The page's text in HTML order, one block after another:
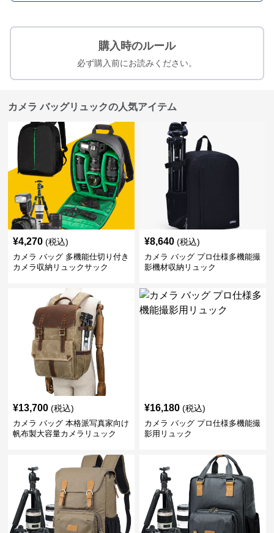
購入時のルール
必ず購入前にお読みください。
カメラ バッグリュックの人気アイテム
¥4,270 (税込)
カメラ バッグ 多機能仕切り付き
カメラ収納リュックサック
¥8,640 (税込)
カメラ バッグ プロ仕様多機能撮
影機材収納リュック
¥13,700 (税込)
カメラ バッグ 本格派写真家向け
帆布製大容量カメラリュック
¥16,180 (税込)
カメラ バッグ プロ仕様多機能撮
影用リュック